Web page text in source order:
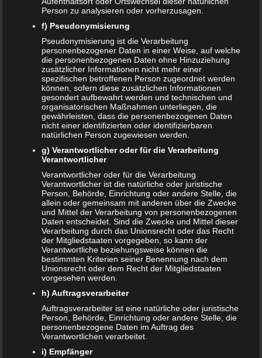
Geschenkideen für 3-Jährige
5. MÄRZ 2019
Der 3. Geburtstag steht an! Viele Eltern, Omas und Opas,
und auch viele andere Verwandte fragen sich, was Sie dem
Nachwuchs denn wohl schenken könnten?…
WEITERLESEN...
Schnuller abgewöhnen – Wie man es am
besten macht
Person zu analysieren oder vorherzusagen.
f) Pseudonymisierung
Pseudonymisierung ist die Verarbeitung
personenbezogener Daten in einer Weise, auf welche
die personenbezogenen Daten ohne Hinzuziehung
zusätzlicher Informationen nicht mehr einer
spezifischen betroffenen Person zugeordnet werden
können, sofern diese zusätzlichen Informationen
gesondert aufbewahrt werden und technischen und
organisatorischen Maßnahmen unterliegen, die
gewährleisten, dass die personenbezogenen Daten
nicht einer identifizierten oder identifizierbaren
natürlichen Person zugewiesen werden.
g) Verantwortlicher oder für die Verarbeitung
Verantwortlicher
Verantwortlicher oder für die Verarbeitung
Verantwortlicher ist die natürliche oder juristische
Person, Behörde, Einrichtung oder andere Stelle, die
allein oder gemeinsam mit anderen über die Zwecke
und Mittel der Verarbeitung von personenbezogenen
Daten entscheidet. Sind die Zwecke und Mittel dieser
Verarbeitung durch das Unionsrecht oder das Recht
der Mitgliedstaaten vorgegeben, so kann der
Verantwortliche beziehungsweise können die
bestimmten Kriterien seiner Benennung nach dem
Unionsrecht oder dem Recht der Mitgliedstaaten
vorgesehen werden.
h) Auftragsverarbeiter
Auftragsverarbeiter ist eine natürliche oder juristische
Person, Behörde, Einrichtung oder andere Stelle, die
personenbezogene Daten im Auftrag des
Verantwortlichen verarbeitet.
i) Empfänger